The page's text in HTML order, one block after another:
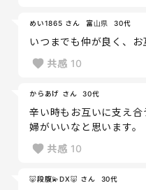
めい1865 さん 富山県 30代
いつまでも仲が良く、お
共感 10
からあげ さん 30代
辛い時もお互いに支え
婦がいいなと思います。
共感 10
🐷段腹💫DX🐷 さん 30代